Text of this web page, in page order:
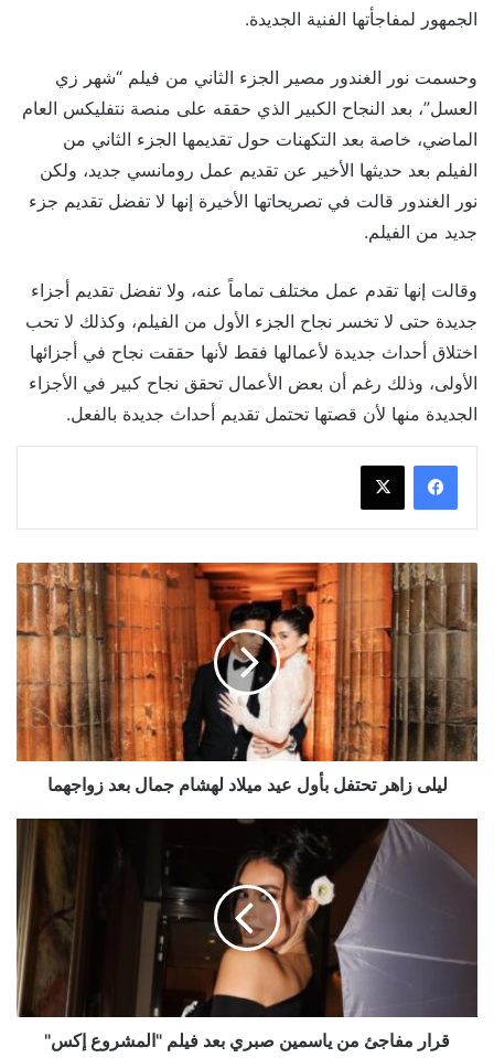
الجمهور لمفاجأتها الفنية الجديدة.
وحسمت نور الغندور مصير الجزء الثاني من فيلم “شهر زي
العسل”، بعد النجاح الكبير الذي حققه على منصة نتفليكس العام
الماضي، خاصة بعد التكهنات حول تقديمها الجزء الثاني من
الفيلم بعد حديثها الأخير عن تقديم عمل رومانسي جديد، ولكن
نور الغندور قالت في تصريحاتها الأخيرة إنها لا تفضل تقديم جزء
جديد من الفيلم.
وقالت إنها تقدم عمل مختلف تماماً عنه، ولا تفضل تقديم أجزاء
جديدة حتى لا تخسر نجاح الجزء الأول من الفيلم، وكذلك لا تحب
اختلاق أحداث جديدة لأعمالها فقط لأنها حققت نجاح في أجزائها
الأولى، وذلك رغم أن بعض الأعمال تحقق نجاح كبير في الأجزاء
الجديدة منها لأن قصتها تحتمل تقديم أحداث جديدة بالفعل.
ليلى
تحتفل
بأول
ميلاد
لهشام
جمال
بعد
زواجهماليلى زاهر تحتفل بأول عيد ميلاد لهشام جمال بعد زواجهما
مفاجئ
من
فيلم
إكس"
قرار مفاجئ من ياسمين صبري بعد فيلم "المشروع إكس"